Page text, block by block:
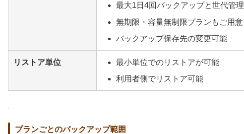
最大1日4回バックアップと世代管理
無期限・容量無制限プランもご用意
バックアップ保存先の変更可能
リストア単位
最小単位でのリストアが可能
利用者側でリストア可能
プランごとのバックアップ範囲